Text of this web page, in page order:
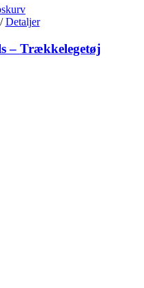
/ Detaljer
– Trækkelegetøj